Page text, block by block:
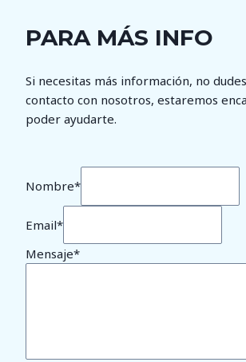
PARA MÁS INFO
Si necesitas más información, no
contacto con nosotros, estaremos
poder ayudarte.
Nombre*
Email*
Mensaje*